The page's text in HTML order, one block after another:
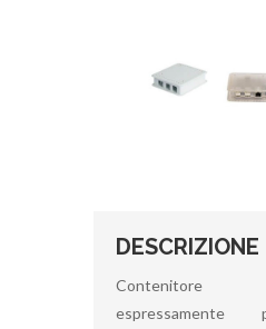
DESCRIZIONE
Contenitore
espressamente